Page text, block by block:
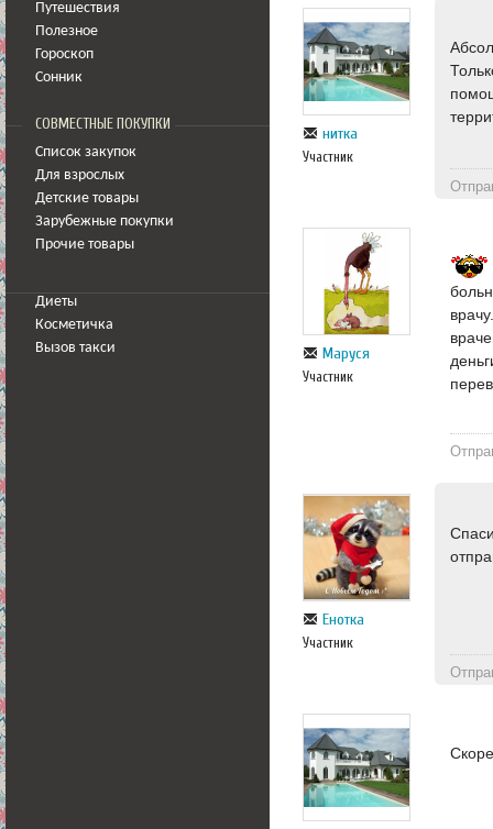
Путешествия
Полезное
Гороскоп
Сонник
СОВМЕСТНЫЕ ПОКУПКИ
Список закупок
Для взрослых
Детские товары
Зарубежные покупки
Прочие товары
Диеты
Косметичка
Вызов такси
нитка
Участник
Маруся
Участник
Енотка
Участник